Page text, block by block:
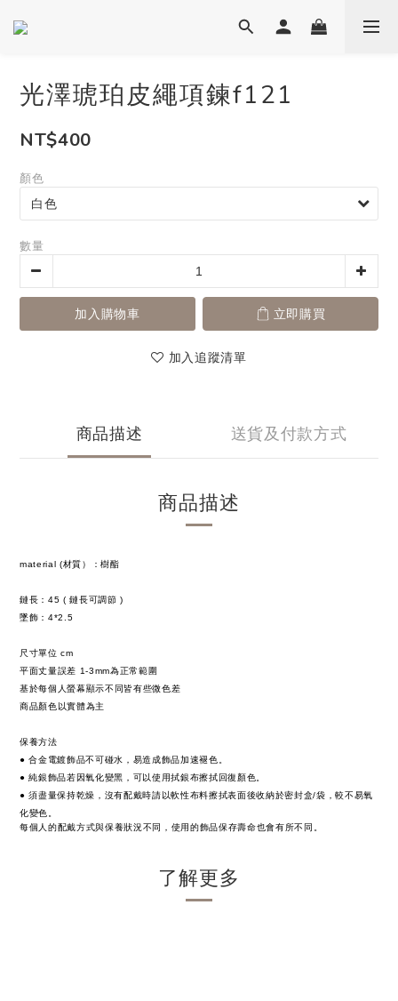
光澤琥珀皮繩項鍊f121
NT$400
顏色
數量
加入購物車 立即購買
加入追蹤清單
商品描述 送貨及付款方式
商品描述
material (材質）：樹酯
鏈長：45 ( 鏈長可調節 )
墜飾：4*2.5
尺寸單位 cm
平面丈量誤差 1-3mm為正常範圍
基於每個人螢幕顯示不同皆有些微色差
商品顏色以實體為主
保養方法
● 合金電鍍飾品不可碰水，易造成飾品加速褪色。
● 純銀飾品若因氧化變黑，可以使用拭銀布擦拭回復顏色。
● 須盡量保持乾燥，沒有配戴時請以軟性布料擦拭表面後收納於密封盒/袋，較不易氧
化變色。
每個人的配戴方式與保養狀況不同，使用的飾品保存壽命也會有所不同。
了解更多